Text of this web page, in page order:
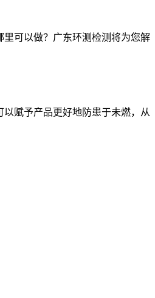
可以做？广东环测检测将为您解
赋予产品更好地防患于未燃，从